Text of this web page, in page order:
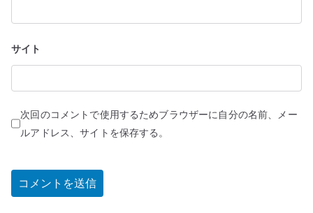
サイト
次回のコメントで使用するためブラウザーに自分の名前、メー
ルアドレス、サイトを保存する。